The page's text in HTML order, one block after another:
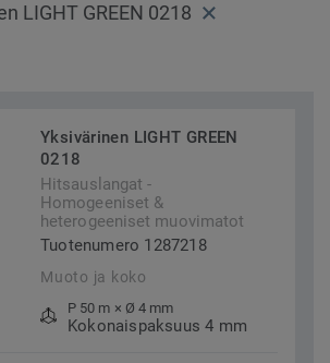
LIGHT GREEN 0218
Yksivärinen LIGHT GREEN
0218
Hitsauslangat -
Homogeeniset &
heterogeeniset muovimatot
Tuotenumero 1287218
Muoto ja koko
P 50 m × Ø 4 mm
Kokonaispaksuus 4 mm